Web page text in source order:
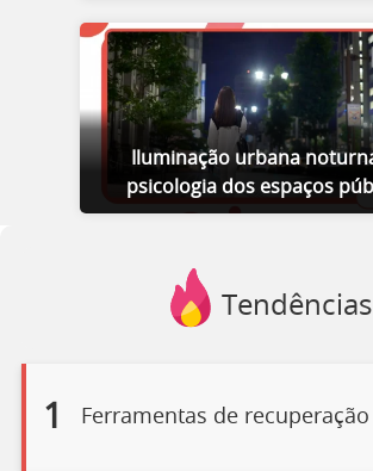
Iluminação urbana
psicologia dos espaços
Tendências
1 Ferramentas de